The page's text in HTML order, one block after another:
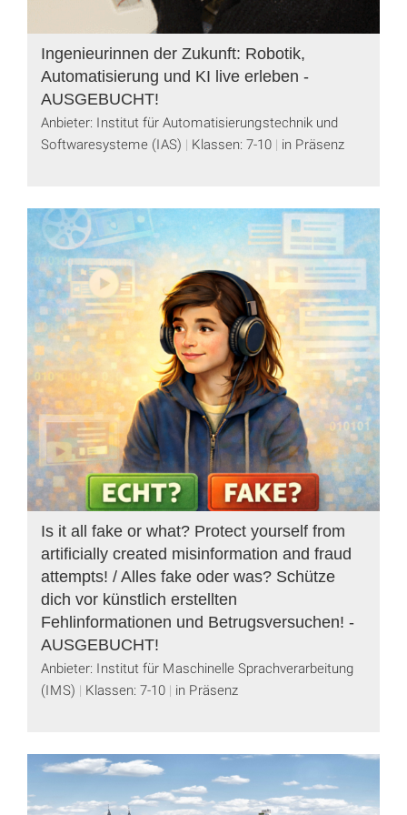
Ingenieurinnen der Zukunft: Robotik,
Automatisierung und KI live erleben -
AUSGEBUCHT!
Anbieter: Institut für Automatisierungstechnik und
Softwaresysteme (IAS)
Klassen: 7-10 in Präsenz
Is it all fake or what? Protect yourself from
artificially created misinformation and fraud
attempts! / Alles fake oder was? Schütze
dich vor künstlich erstellten
Fehlinformationen und Betrugsversuchen! -
AUSGEBUCHT!
Anbieter: Institut für Maschinelle Sprachverarbeitung
(IMS)
Klassen: 7-10 in Präsenz